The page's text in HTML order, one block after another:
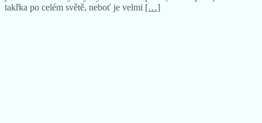
jeho léčivé účinky. Výskyt: truskavec ptačí (rdesno ptačí) roste